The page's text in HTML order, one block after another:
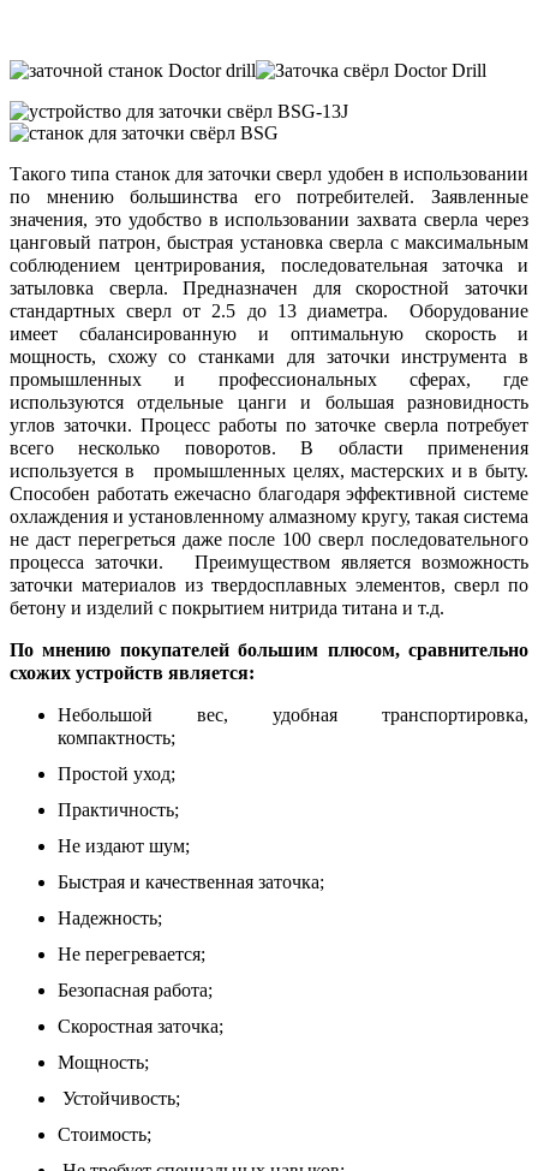
Такого типа станок для заточки сверл удобен в использовании
по мнению большинства его потребителей. Заявленные
значения, это удобство в использовании захвата сверла через
цанговый патрон, быстрая установка сверла с максимальным
соблюдением центрирования, последовательная заточка и
затыловка сверла. Предназначен для скоростной заточки
стандартных сверл от 2.5 до 13 диаметра. Оборудование
имеет сбалансированную и оптимальную скорость и
мощность, схожу со станками для заточки инструмента в
промышленных и профессиональных сферах, где
используются отдельные цанги и большая разновидность
углов заточки. Процесс работы по заточке сверла потребует
всего несколько поворотов. В области применения
используется в промышленных целях, мастерских и в быту.
Способен работать ежечасно благодаря эффективной системе
охлаждения и установленному алмазному кругу, такая система
не даст перегреться даже после 100 сверл последовательного
процесса заточки. Преимуществом является возможность
заточки материалов из твердосплавных элементов, сверл по
бетону и изделий с покрытием нитрида титана и т.д.
По мнению покупателей большим плюсом, сравнительно
схожих устройств является:
Небольшой вес, удобная транспортировка,
компактность;
Простой уход;
Практичность;
Не издают шум;
Быстрая и качественная заточка;
Надежность;
Не перегревается;
Безопасная работа;
Скоростная заточка;
Мощность;
Устойчивость;
Стоимость;